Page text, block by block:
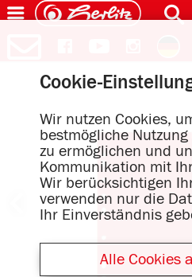
Cookie-
Wir nutzen Cookies,
bestmögliche
zu ermöglichen und
Kommunikation mit
Wir berücksichtigen
verwenden nur die
Ihr Einverständnis
Alle Cookies